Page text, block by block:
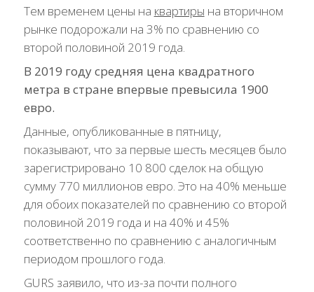
Тем временем цены на квартиры на вторичном
рынке подорожали на 3% по сравнению со
второй половиной 2019 года.
В 2019 году средняя цена квадратного
метра в стране впервые превысила 1900
евро.
Данные, опубликованные в пятницу,
показывают, что за первые шесть месяцев было
зарегистрировано 10 800 сделок на общую
сумму 770 миллионов евро. Это на 40% меньше
для обоих показателей по сравнению со второй
половиной 2019 года и на 40% и 45%
соответственно по сравнению с аналогичным
периодом прошлого года.
GURS заявило, что из-за почти полного